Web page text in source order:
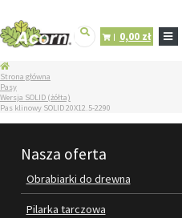
0,00 zł
STRONA
GŁÓWNA
SERWIS
MASZYN
OBRABIARKI DO DREWNA
Strona główna
Pasy
Wersja SOLID (żółta)
Pas klinowy SOLID 20X12.5-2290
Nasza oferta
Obrabiarki do drewna
Pilarka tarczowa